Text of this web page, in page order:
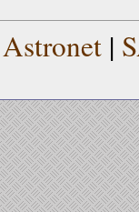
Astronet |